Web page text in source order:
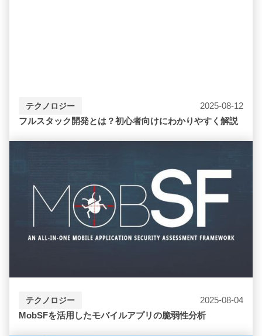
テクノロジー
2025-08-12
フルスタック開発とは？初心者向けにわかりやすく解説
テクノロジー
2025-08-04
MobSFを活用したモバイルアプリの脆弱性分析